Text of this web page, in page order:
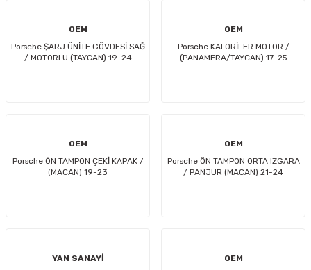
OEM
Porsche ŞARJ ÜNİTE GÖVDESİ SAĞ
/ MOTORLU (TAYCAN) 19-24
OEM
Porsche KALORİFER MOTOR /
(PANAMERA/TAYCAN) 17-25
OEM
Porsche ÖN TAMPON ÇEKİ KAPAK /
(MACAN) 19-23
OEM
Porsche ÖN TAMPON ORTA IZGARA
/ PANJUR (MACAN) 21-24
YAN SANAYİ
OEM